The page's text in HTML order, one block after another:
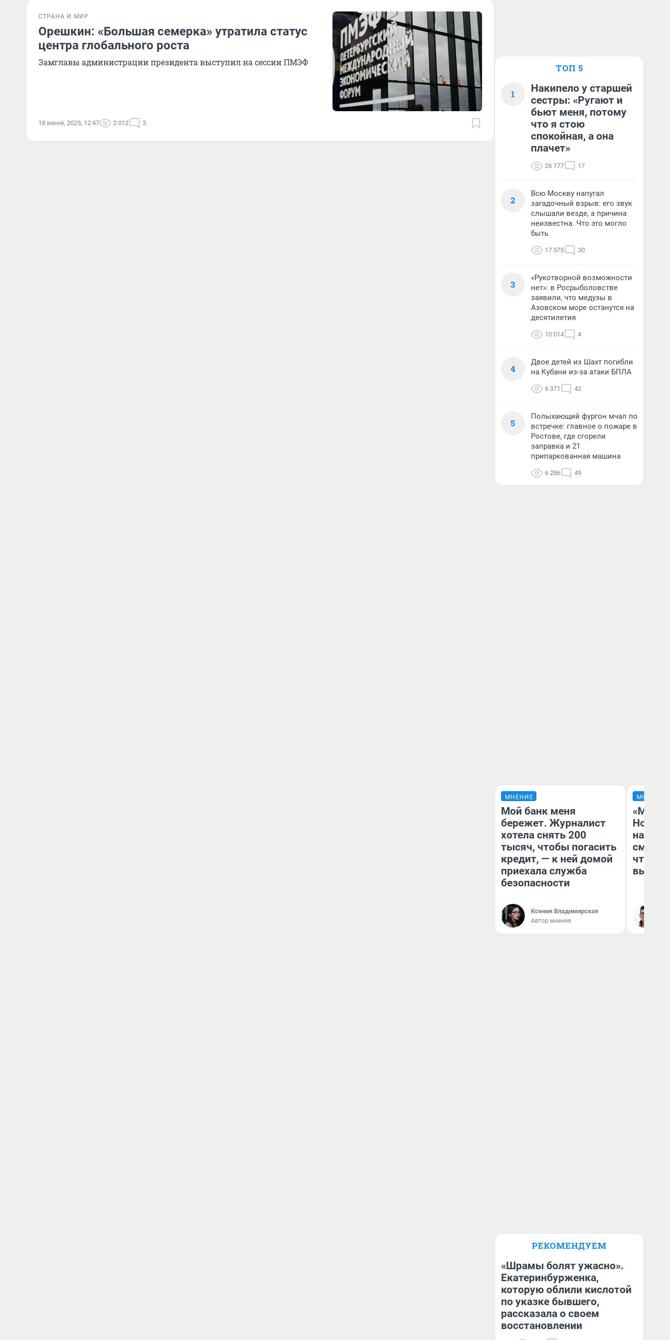
СТРАНА И МИР
Орешкин: «Большая семерка» утратила статус
центра глобального роста
Замглавы администрации президента выступил на сессии ПМЭФ
18 июня, 2025, 12:47 2 012 3
ТОП 5
1
Накипело у старшей
сестры: «Ругают и
бьют меня, потому
что я стою
спокойная, а она
плачет»
26 777 17
2
Всю Москву напугал
загадочный взрыв: его звук
слышали везде, а причина
неизвестна. Что это могло
быть
17 575 30
3
«Рукотворной возможности
нет»: в Росрыболовстве
заявили, что медузы в
Азовском море останутся на
десятилетия
10 014 4
4
Двое детей из Шахт погибли
на Кубани из-за атаки БПЛА
6 371 42
5
Полыхающий фургон мчал по
встречке: главное о пожаре в
Ростове, где сгорели
заправка и 21
припаркованная машина
6 286 49
МНЕНИЕ
Мой банк меня
бережет. Журналист
хотела снять 200
тысяч, чтобы погасить
кредит, — к ней домой
приехала служба
безопасности
Ксения Владимирская
Автор мнения
МНЕНИЕ
«Мы
чтобы
РЕКОМЕНДУЕМ
«Шрамы болят ужасно».
Екатеринбурженка,
которую облили кислотой
по указке бывшего,
рассказала о своем
восстановлении